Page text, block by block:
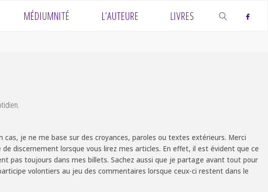
MÉDIUMNITÉ L’AUTEURE LIVRES
je ne me base sur des croyances, paroles ou textes extérieurs. Merci
discernement lorsque vous lirez mes articles. En effet, il est évident que ce
pas toujours dans mes billets. Sachez aussi que je partage avant tout pour
volontiers au jeu des commentaires lorsque ceux-ci restent dans le